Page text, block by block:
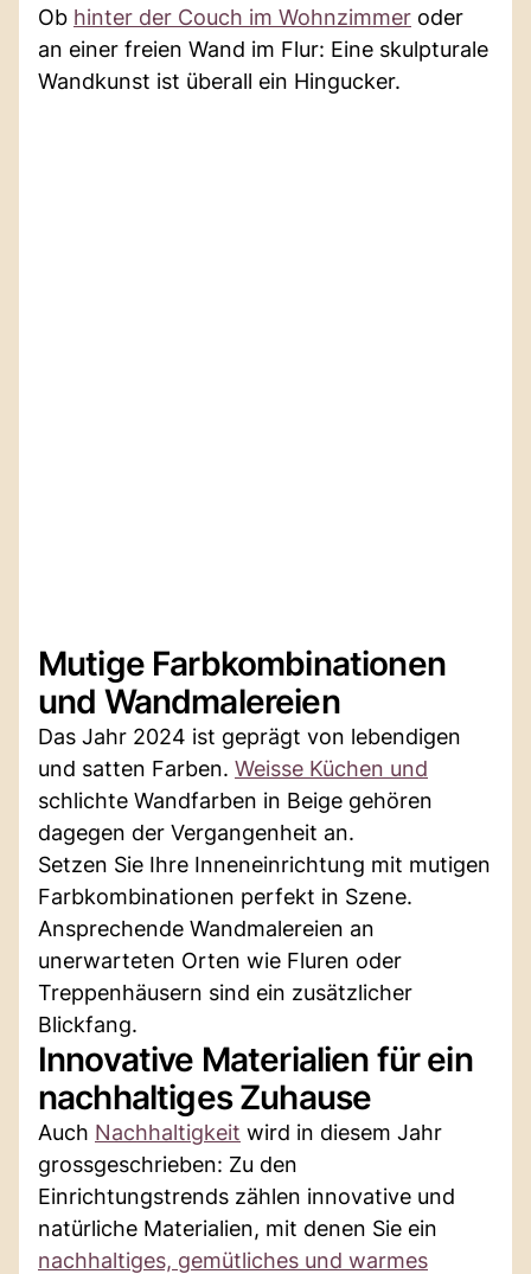
Ob hinter der Couch im Wohnzimmer oder
an einer freien Wand im Flur: Eine skulpturale
Wandkunst ist überall ein Hingucker.
Mutige Farbkombinationen
und Wandmalereien
Das Jahr 2024 ist geprägt von lebendigen
und satten Farben. Weisse Küchen und
schlichte Wandfarben in Beige gehören
dagegen der Vergangenheit an.
Setzen Sie Ihre Inneneinrichtung mit mutigen
Farbkombinationen perfekt in Szene.
Ansprechende Wandmalereien an
unerwarteten Orten wie Fluren oder
Treppenhäusern sind ein zusätzlicher
Blickfang.
Innovative Materialien für ein
nachhaltiges Zuhause
Auch Nachhaltigkeit wird in diesem Jahr
grossgeschrieben: Zu den
Einrichtungstrends zählen innovative und
natürliche Materialien, mit denen Sie ein
nachhaltiges, gemütliches und warmes